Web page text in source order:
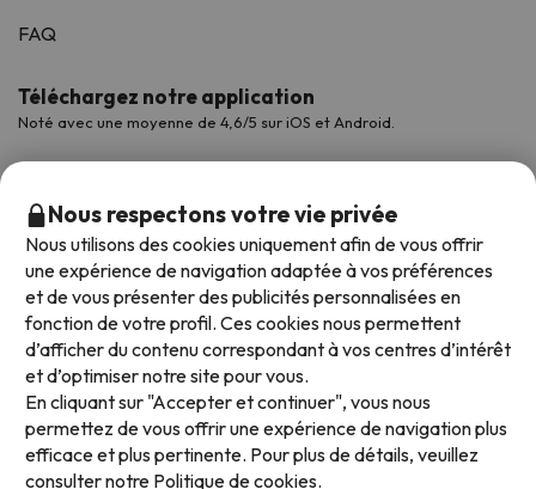
FAQ
Téléchargez notre application
Noté avec une moyenne de 4,6/5 sur iOS et Android.
Modes de paiement disponibles
Nous respectons votre vie privée
Nous utilisons des cookies uniquement afin de vous offrir
une expérience de navigation adaptée à vos préférences
et de vous présenter des publicités personnalisées en
fonction de votre profil. Ces cookies nous permettent
d’afficher du contenu correspondant à vos centres d’intérêt
et d’optimiser notre site pour vous.
En cliquant sur "Accepter et continuer", vous nous
permettez de vous offrir une expérience de navigation plus
efficace et plus pertinente. Pour plus de détails, veuillez
consulter notre Politique de cookies.